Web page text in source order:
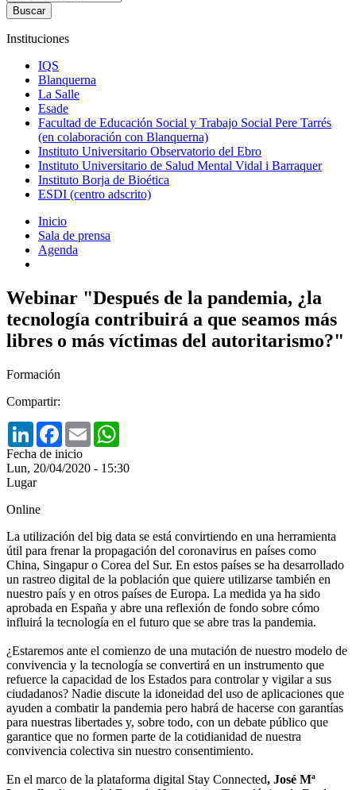
Instituciones
IQS
Blanquerna
La Salle
Esade
Facultad de Educación Social y Trabajo Social Pere Tarrés
(en colaboración con Blanquerna)
Instituto Universitario Observatorio del Ebro
Instituto Universitario de Salud Mental Vidal i Barraquer
Instituto Borja de Bioética
ESDI (centro adscrito)
Inicio
Sala de prensa
Agenda
Webinar "Después de la pandemia, ¿la
tecnología contribuirá a que seamos más
libres o más víctimas del autoritarismo?"
Formación
Compartir:
LinkedInFacebook
Email
Fecha de inicio
Lun, 20/04/2020 - 15:30
Lugar
Online
La utilización del big data se está convirtiendo en una herramienta
útil para frenar la propagación del coronavirus en países como
China, Singapur o Corea del Sur. En estos países se ha desarrollado
un rastreo digital de la población que quiere utilizarse también en
nuestro país y en otros países de Europa. La medida ya ha sido
aprobada en España y abre una reflexión de fondo sobre cómo
influirá la tecnología en el futuro que se abre tras la pandemia.
¿Estaremos ante el comienzo de una mutación de nuestro modelo de
convivencia y la tecnología se convertirá en un instrumento que
refuerce la capacidad de los Estados para controlar y vigilar a sus
ciudadanos? Nadie discute la idoneidad del uso de aplicaciones que
ayuden a combatir la pandemia pero habrá de hacerse con garantías
para nuestras libertades y, sobre todo, con un debate público que
garantice que no formen parte de la cotidianidad de nuestra
convivencia colectiva sin nuestro consentimiento.
En el marco de la plataforma digital Stay Connected, José Mª